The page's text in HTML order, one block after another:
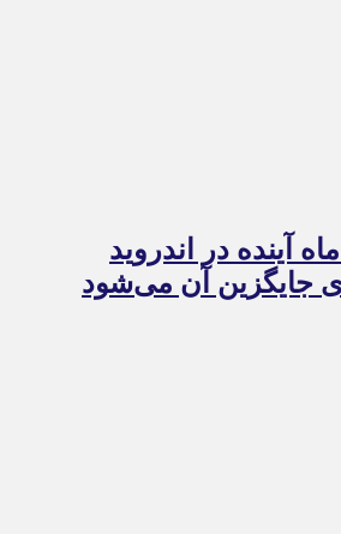
آینده در اندروید
جایگزین آن می‌شود